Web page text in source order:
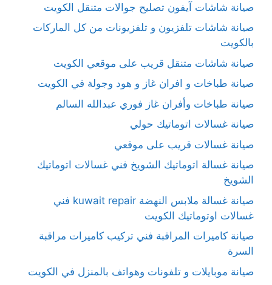
صيانة شاشات آيفون تصليح جوالات متنقل الكويت
صيانة شاشات تلفزيون و تلفزيونات من كل الماركات
بالكويت
صيانة شاشات متنقل قريب على موقعي الكويت
صيانة طباخات و افران غاز و هود وجولة في الكويت
صيانة طباخات وأفران غاز فوري عبدالله السالم
صيانة غسالات اتوماتيك حولي
صيانة غسالات قريب على موقعي
صيانة غسالة اتوماتيك الشويخ فني غسالات اتوماتيك
الشويخ
صيانة غسالة ملابس النهضة kuwait repair فني
غسالات اوتوماتيك الكويت
صيانة كاميرات المراقبة فني تركيب كاميرات مراقبة
السرة
صيانة موبايلات و تلفونات وهواتف بالمنزل في الكويت